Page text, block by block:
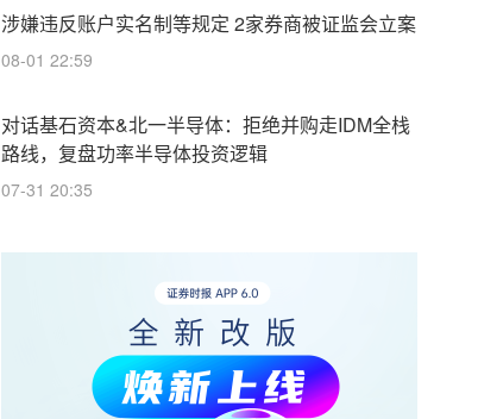
涉嫌违反账户实名制等规定 2家券商被证监会立案
08-01 22:59
对话基石资本&北一半导体：拒绝并购走IDM全栈
路线，复盘功率半导体投资逻辑
07-31 20:35